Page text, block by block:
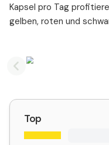
Kapsel pro Tag
gelben, roten und
Previous slide
Top